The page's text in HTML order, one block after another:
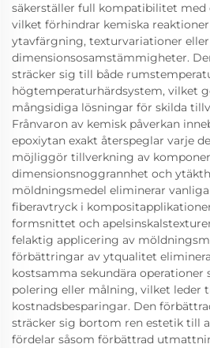
säkerställer full kompatibilitet med
vilket förhindrar kemiska
ytavfärgning, texturvariationer eller
dimensionsosamstämmigheter.
sträcker sig till både
högtemperaturhärdsystem, vilket
mångsidiga lösningar för skilda
Frånvaron av kemisk påverkan
epoxiytan exakt återspeglar varje
möjliggör tillverkning av
dimensionsnoggrannhet och
möldningsmedel eliminerar
fiberavtryck i
formsnittet och
felaktig applicering av
förbättringar av ytqualitet
kostsamma sekundära operationer
polering eller målning, vilket leder
kostnadsbesparingar. Den
sträcker sig bortom ren estetik till
fördelar såsom förbättrad